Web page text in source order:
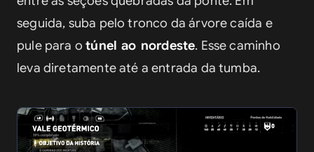
seguida, suba pelo tronco da árvore caída e
pule para o túnel ao nordeste. Esse caminho
leva diretamente até a entrada da tumba.